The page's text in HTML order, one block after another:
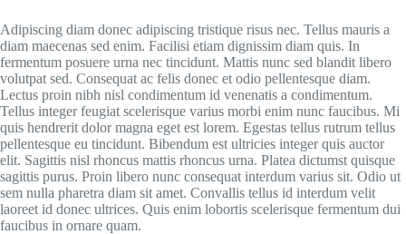
Adipiscing diam donec adipiscing tristique risus nec. Tellus mauris a
diam maecenas sed enim. Facilisi etiam dignissim diam quis. In
fermentum posuere urna nec tincidunt. Mattis nunc sed blandit libero
volutpat sed. Consequat ac felis donec et odio pellentesque diam.
Lectus proin nibh nisl condimentum id venenatis a condimentum.
Tellus integer feugiat scelerisque varius morbi enim nunc faucibus. Mi
quis hendrerit dolor magna eget est lorem. Egestas tellus rutrum tellus
pellentesque eu tincidunt. Bibendum est ultricies integer quis auctor
elit. Sagittis nisl rhoncus mattis rhoncus urna. Platea dictumst quisque
sagittis purus. Proin libero nunc consequat interdum varius sit. Odio ut
sem nulla pharetra diam sit amet. Convallis tellus id interdum velit
laoreet id donec ultrices. Quis enim lobortis scelerisque fermentum dui
faucibus in ornare quam.